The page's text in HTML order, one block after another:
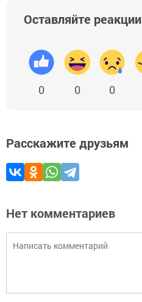
Оставляйте реакции
0 0 0
Расскажите друзьям
Нет комментариев